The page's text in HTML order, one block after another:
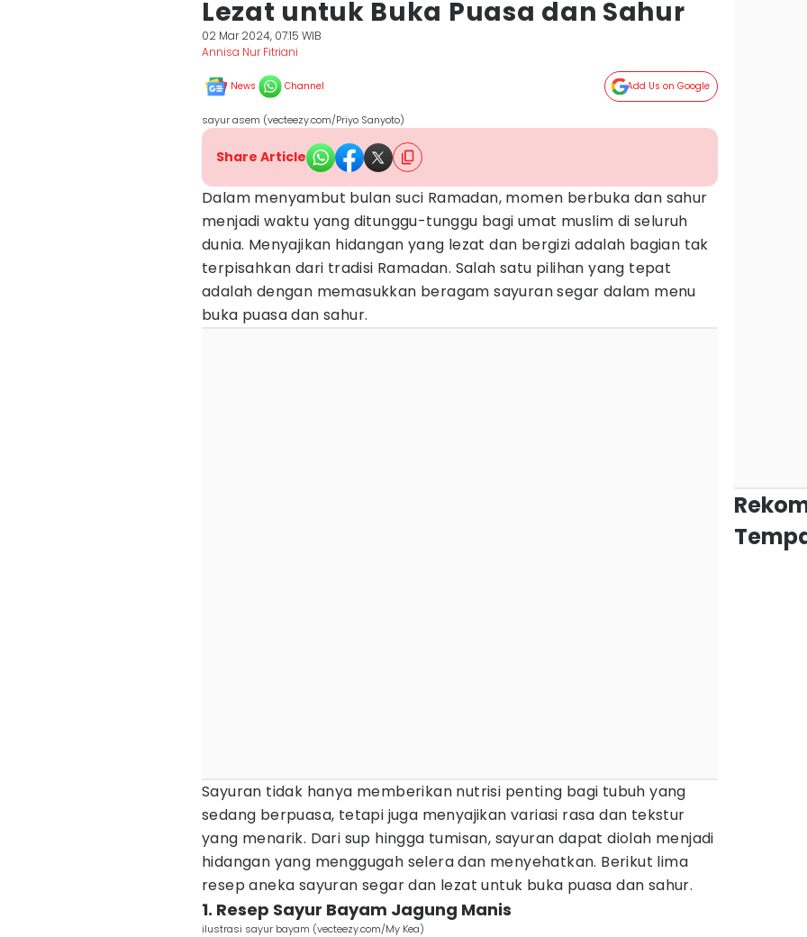
Lezat untuk Buka Puasa dan Sahur
02 Mar 2024, 07:15 WIB
Annisa Nur Fitriani
News Channel Add Us on Google
sayur asem (vecteezy.com/Priyo Sanyoto)
Share Article
Dalam menyambut bulan suci Ramadan, momen berbuka dan sahur
menjadi waktu yang ditunggu-tunggu bagi umat muslim di seluruh
dunia. Menyajikan hidangan yang lezat dan bergizi adalah bagian tak
terpisahkan dari tradisi Ramadan. Salah satu pilihan yang tepat
adalah dengan memasukkan beragam sayuran segar dalam menu
buka puasa dan sahur.
Sayuran tidak hanya memberikan nutrisi penting bagi tubuh yang
sedang berpuasa, tetapi juga menyajikan variasi rasa dan tekstur
yang menarik. Dari sup hingga tumisan, sayuran dapat diolah menjadi
hidangan yang menggugah selera dan menyehatkan. Berikut lima
resep aneka sayuran segar dan lezat untuk buka puasa dan sahur.
1. Resep Sayur Bayam Jagung Manis
ilustrasi sayur bayam (vecteezy.com/My Kea)